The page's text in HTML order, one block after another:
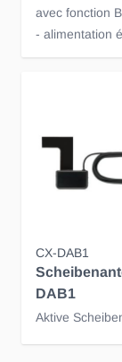
avec fonction
- alimentation
CX-DAB1
DAB1
Aktive